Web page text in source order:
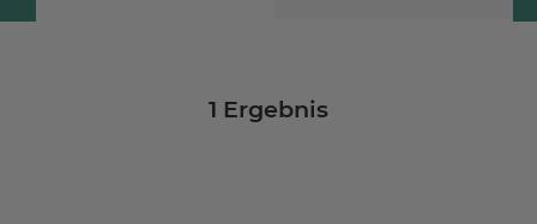
1 Ergebnis